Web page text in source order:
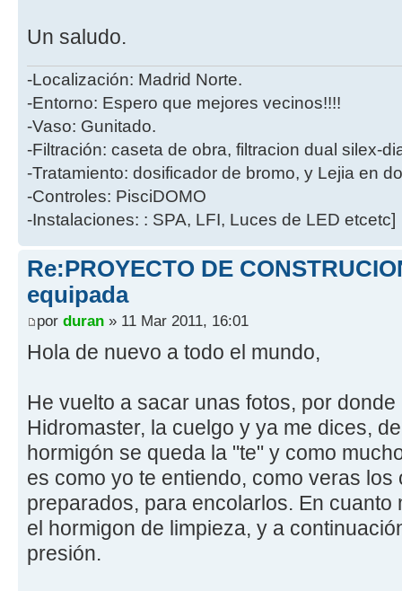
Un saludo.
-Localización: Madrid Norte.
-Entorno: Espero que mejores vecinos!!!!
-Vaso: Gunitado.
-Filtración: caseta de obra, filtracion dual silex-
-Tratamiento: dosificador de bromo, y Lejia en
-Controles: PisciDOMO
-Instalaciones: : SPA, LFI, Luces de LED etcetc]
Re:PROYECTO DE
equipada
por duran » 11 Mar 2011, 16:01
Hola de nuevo a todo el mundo,
He vuelto a sacar unas fotos, por
Hidromaster, la cuelgo y ya me dices,
hormigón se queda la "te" y como
es como yo te entiendo, como veras
preparados, para encolarlos. En cuanto
el hormigon de limpieza, y a
presión.